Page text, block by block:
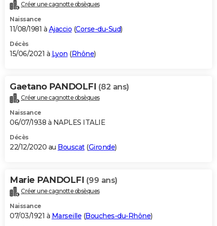
Créer une cagnotte obsèques
Naissance
11/08/1981 à Ajaccio (Corse-du-Sud)
Décès
15/06/2021 à Lyon (Rhône)
Gaetano PANDOLFI (82 ans)
Créer une cagnotte obsèques
Naissance
06/07/1938 à NAPLES ITALIE
Décès
22/12/2020 au Bouscat(Gironde)
Marie PANDOLFI (99 ans)
Créer une cagnotte obsèques
Naissance
07/03/1921 à Marseille (Bouches-du-Rhône)